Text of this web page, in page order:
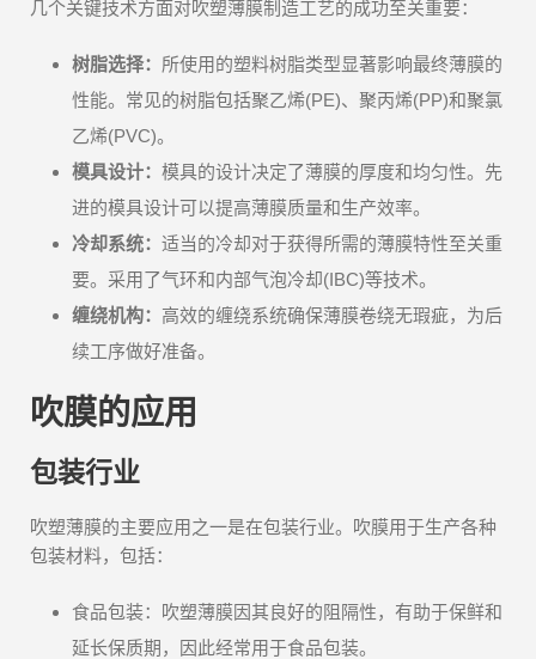
几个关键技术方面对吹塑薄膜制造工艺的成功至关重要：
树脂选择： 所使用的塑料树脂类型显著影响最终薄膜的
性能。常见的树脂包括聚乙烯(PE)、聚丙烯(PP)和聚氯
乙烯(PVC)。
模具设计： 模具的设计决定了薄膜的厚度和均匀性。先
进的模具设计可以提高薄膜质量和生产效率。
冷却系统： 适当的冷却对于获得所需的薄膜特性至关重
要。采用了气环和内部气泡冷却(IBC)等技术。
缠绕机构： 高效的缠绕系统确保薄膜卷绕无瑕疵，为后
续工序做好准备。
吹膜的应用
包装行业
吹塑薄膜的主要应用之一是在包装行业。吹膜用于生产各种
包装材料，包括：
食品包装：吹塑薄膜因其良好的阻隔性，有助于保鲜和
延长保质期，因此经常用于食品包装。